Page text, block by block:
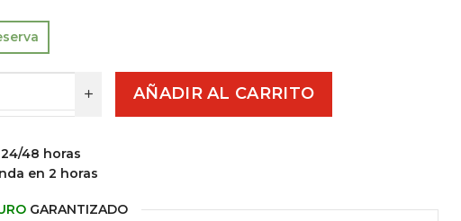
AÑADIR AL CARRITO
48 horas
en 2 horas
GARANTIZADO